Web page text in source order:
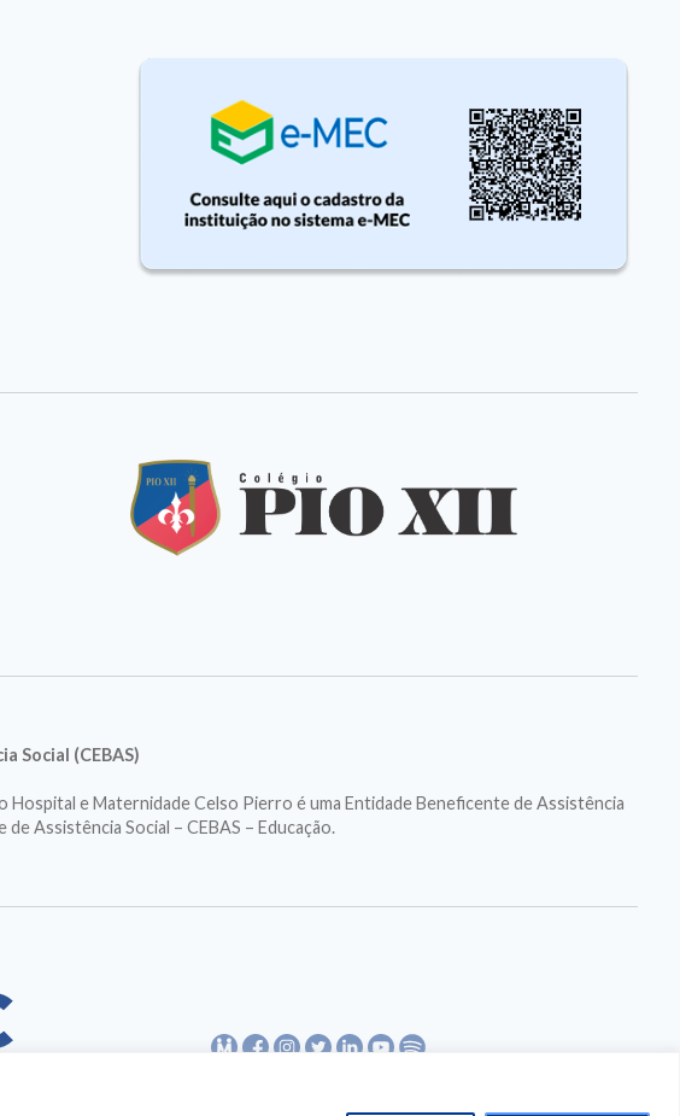
Social (CEBAS)
e Maternidade Celso Pierro é uma Entidade Beneficente de Assistência
Assistência Social – CEBAS – Educação.